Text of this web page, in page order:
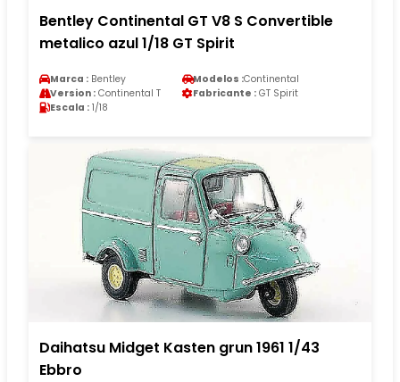
Bentley Continental GT V8 S Convertible
metalico azul 1/18 GT Spirit
Marca : Bentley Modelos :Continental
Version : Continental T Fabricante : GT Spirit
Escala : 1/18
Daihatsu Midget Kasten grun 1961 1/43
Ebbro